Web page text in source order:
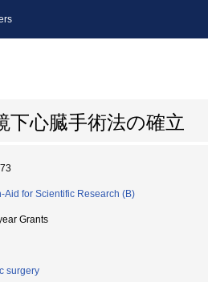
下心臓手術法の確立
Aid for Scientific Research (B)
Grants
surgery